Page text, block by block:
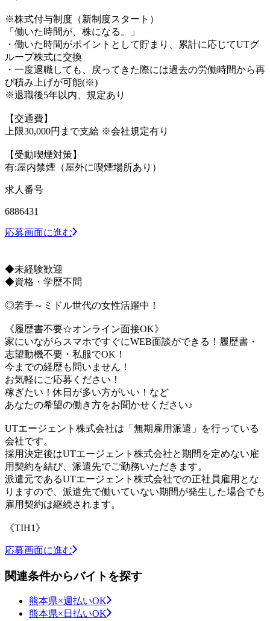
※株式付与制度（新制度スタート）
「働いた時間が、株になる。」
・働いた時間がポイントとして貯まり、累計に応じてUTグ
ループ株式に交換
・一度退職しても、戻ってきた際には過去の労働時間から再
び積み上げが可能(※)
※退職後5年以内、規定あり
【交通費】
上限30,000円まで支給 ※会社規定有り
【受動喫煙対策】
有:屋内禁煙（屋外に喫煙場所あり）
求人番号
6886431
応募画面に進む
◆未経験歓迎
◆資格・学歴不問
◎若手～ミドル世代の女性活躍中！
《履歴書不要☆オンライン面接OK》
家にいながらスマホですぐにWEB面談ができる！履歴書・
志望動機不要・私服でOK！
今までの経歴も問いません！
お気軽にご応募ください！
稼ぎたい！休日が多い方がいい！など
あなたの希望の働き方をお聞かせください♪
UTエージェント株式会社は「無期雇用派遣」を行っている
会社です。
採用決定後はUTエージェント株式会社と期間を定めない雇
用契約を結び、派遣先でご勤務いただきます。
派遣元であるUTエージェント株式会社での正社員雇用とな
りますので、派遣先で働いていない期間が発生した場合でも
雇用契約は継続されます。
《TIH1》
応募画面に進む
関連条件からバイトを探す
熊本県×週払いOK
熊本県×日払いOK